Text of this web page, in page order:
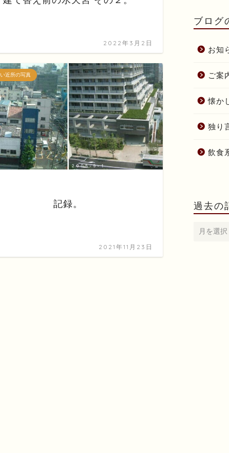
2022年3月2日
近所の写真
記録。
2021年11月23日
ブログ
お知
ご案
懐か
独り
飲食
過去の